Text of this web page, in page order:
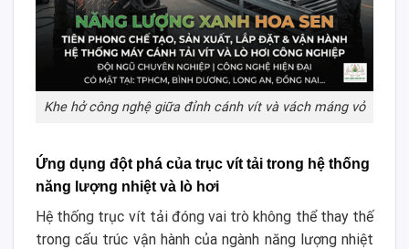
Khe hở công nghệ giữa đỉnh cánh vít và vách máng vỏ
Ứng dụng đột phá của trục vít tải trong hệ thống
năng lượng nhiệt và lò hơi
Hệ thống trục vít tải đóng vai trò không thể thay thế
trong cấu trúc vận hành của ngành năng lượng nhiệt